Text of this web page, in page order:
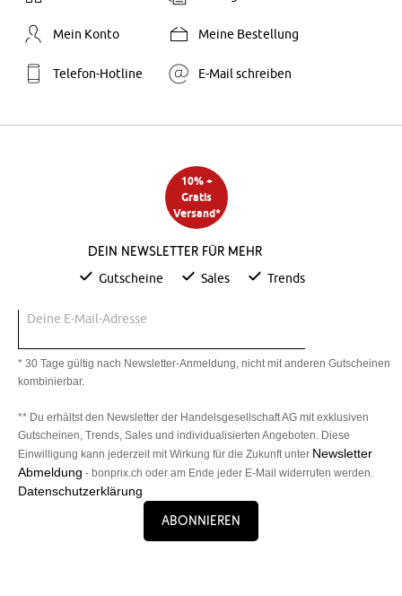
Mein Konto Meine Bestellung
Telefon-Hotline E-Mail schreiben
10% +
Gratis
Versand*
Dein Newsletter für mehr
Gutscheine Sales Trends
Deine E-Mail-Adresse
* 30 Tage gültig nach Newsletter-Anmeldung, nicht mit anderen Gutscheinen
kombinierbar.
** Du erhältst den Newsletter der Handelsgesellschaft AG mit exklusiven
Gutscheinen, Trends, Sales und individualisierten Angeboten. Diese
Einwilligung kann jederzeit mit Wirkung für die Zukunft unter Newsletter
Abmeldung - bonprix.ch oder am Ende jeder E-Mail widerrufen werden.
Datenschutzerklärung
Abonnieren